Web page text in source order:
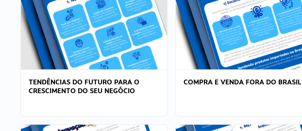
TENDÊNCIAS DO FUTURO PARA O
CRESCIMENTO DO SEU NEGÓCIO
COMPRA E VENDA FORA DO BRASIL